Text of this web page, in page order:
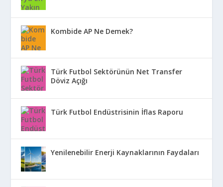
Kombide AP Ne Demek?
Türk Futbol Sektörünün Net Transfer
Döviz Açığı
Türk Futbol Endüstrisinin İflas Raporu
Yenilenebilir Enerji Kaynaklarının Faydaları